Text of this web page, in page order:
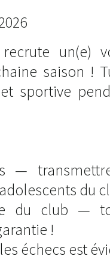
recrute un(e)
saison !
sportive
—
du
du club —
!
échecs est